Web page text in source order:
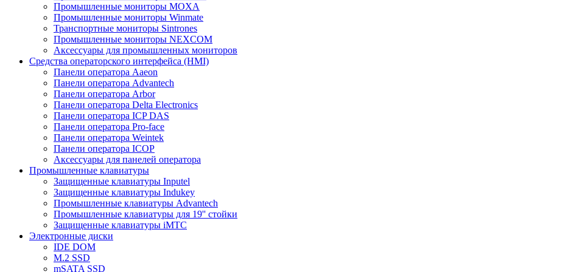
Промышленные мониторы MOXA
Промышленные мониторы Winmate
Транспортные мониторы Sintrones
Промышленные мониторы NEXCOM
Аксессуары для промышленных мониторов
Средства операторского интерфейса (HMI)
Панели оператора Aaeon
Панели оператора Advantech
Панели оператора Arbor
Панели оператора Delta Electronics
Панели оператора ICP DAS
Панели оператора Pro-face
Панели оператора Weintek
Панели оператора ICOP
Аксессуары для панелей оператора
Промышленные клавиатуры
Защищенные клавиатуры Inputel
Защищенные клавиатуры Indukey
Промышленные клавиатуры Advantech
Промышленные клавиатуры для 19'' стойки
Защищенные клавиатуры iMTC
Электронные диски
IDE DOM
M.2 SSD
mSATA SSD